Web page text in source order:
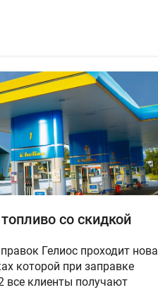
со скидкой
Гелиос проходит
которой при заправке
все клиенты получают